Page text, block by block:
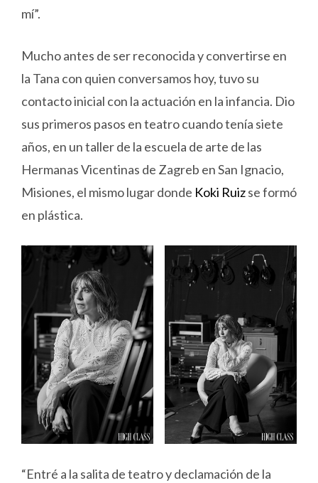
mí”.
Mucho antes de ser reconocida y convertirse en
la Tana con quien conversamos hoy, tuvo su
contacto inicial con la actuación en la infancia. Dio
sus primeros pasos en teatro cuando tenía siete
años, en un taller de la escuela de arte de las
Hermanas Vicentinas de Zagreb en San Ignacio,
Misiones, el mismo lugar donde Koki Ruizse formó
en plástica.
“Entré a la salita de teatro y declamación de la